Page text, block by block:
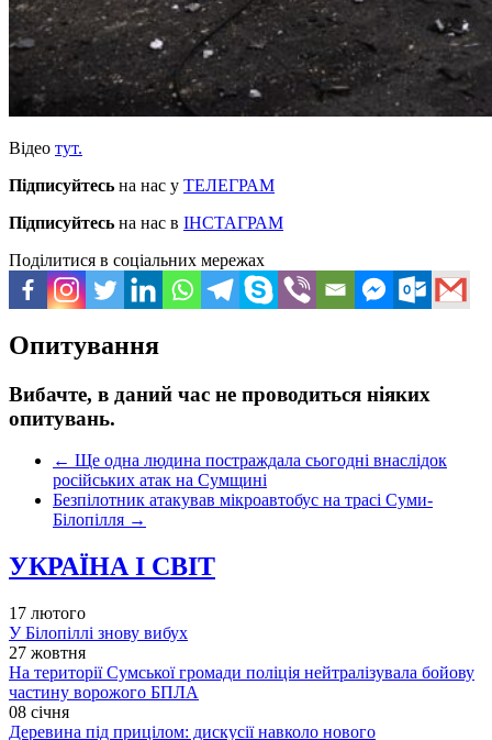
Відео тут.
Підписуйтесь на нас у ТЕЛЕГРАМ
Підписуйтесь на нас в ІНСТАГРАМ
Поділитися в соціальних мережах
Опитування
Вибачте, в даний час не проводиться ніяких
опитувань.
← Ще одна людина постраждала сьогодні внаслідок
російських атак на Сумщині
Безпілотник атакував мікроавтобус на трасі Суми-
Білопілля →
УКРАЇНА І СВІТ
17 лютого
У Білопіллі знову вибух
27 жовтня
На території Сумської громади поліція нейтралізувала бойову
частину ворожого БПЛА
08 січня
Деревина під прицілом: дискусії навколо нового